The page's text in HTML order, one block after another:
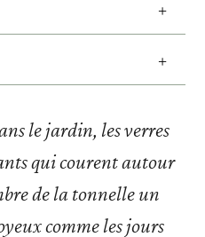
le jardin, les verres
qui courent autour
de la tonnelle un
comme les jours